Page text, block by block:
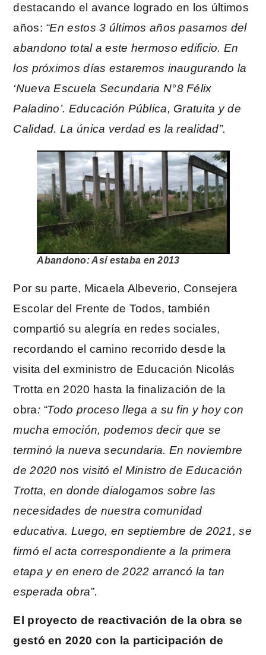
destacando el avance logrado en los últimos
años: “En estos 3 últimos años pasamos del
abandono total a este hermoso edificio. En
los próximos días estaremos inaugurando la
‘Nueva Escuela Secundaria N°8 Félix
Paladino’. Educación Pública, Gratuita y de
Calidad. La única verdad es la realidad”.
Abandono: Así estaba en 2013
Por su parte, Micaela Albeverio, Consejera
Escolar del Frente de Todos, también
compartió su alegría en redes sociales,
recordando el camino recorrido desde la
visita del exministro de Educación Nicolás
Trotta en 2020 hasta la finalización de la
obra: “Todo proceso llega a su fin y hoy con
mucha emoción, podemos decir que se
terminó la nueva secundaria. En noviembre
de 2020 nos visitó el Ministro de Educación
Trotta, en donde dialogamos sobre las
necesidades de nuestra comunidad
educativa. Luego, en septiembre de 2021, se
firmó el acta correspondiente a la primera
etapa y en enero de 2022 arrancó la tan
esperada obra”.
El proyecto de reactivación de la obra se
gestó en 2020 con la participación de